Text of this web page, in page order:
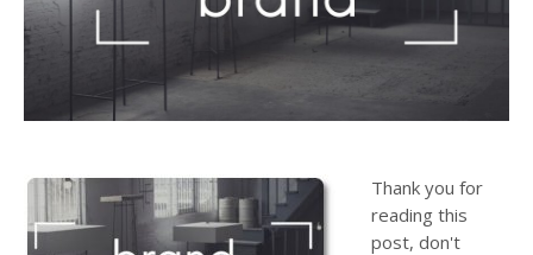
Thank you for
reading this
post, don't